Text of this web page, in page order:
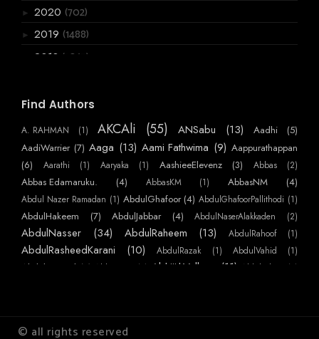
► 2020 (702)
► 2019 (1488)
2018 (3867)
► November
(199)
► September(361)
▼August(275)
ശ്രീ ജോളിയേന്റിയും..റെജി ചേട്ടനും
മരണം പഠിപ്പിക്കുന്ന പാഠങ്ങൾ
മധുരപതിനെട്ടിലെ വീഴ്ചയും പിന്നെ ഞാനും
ജീൻസ് ധരിച്ച മണവാട്ടികൾ
മട്ടുപ്പാവിലെ വിപ്ളവം
പ്രവാസി
Find Authors
A. RAHMAN (1) AKCAli (55) ANSabu (13) Aadhi
(5)
AadiWarrier (7) Aaga (13) Aami Fathwima (9) Aappurathappan
(6)
Aarathi (1) Aaryaka (1) AashieeElevenz (3) Abbas (2)
Abbas Edamaruku. (4) AbbasKM (1) AbbasNM (4)
Abdul Nazer Ramadan (1) AbdulGhafoor (4) AbdulGhafoorPallithodi (1)
AbdulHakeem (7) AbdulJabbar (4) AbdulNaserAlakkaden (2)
AbdulNasser (34) AbdulRaheem (13) AbdulRahoof (1)
AbdulRasheedKarani (10) AbdulRazak (1) AbdulVahid (1)
Abdulmajeed (7) AbhiKattor (1) AbhijithVelloor (11) AbhilashKP
(1)
AchuHelen (3) AchuVipin
© all rights reserved